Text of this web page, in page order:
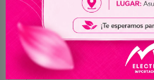
Sin
5
4